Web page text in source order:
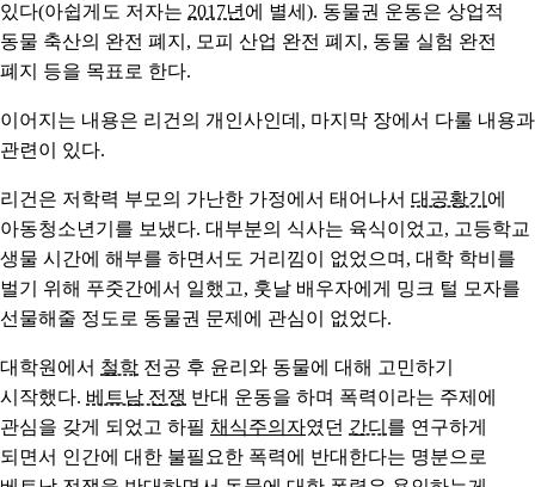
있다(아쉽게도 저자는 2017년 에 별세). 동물권 운동은 상업적
동물 축산의 완전 폐지, 모피 산업 완전 폐지, 동물 실험 완전
폐지 등을 목표로 한다.
이어지는 내용은 리건의 개인사인데, 마지막 장에서 다룰 내용과
관련이 있다.
리건은 저학력 부모의 가난한 가정에서 태어나서 대공황기 에
아동청소년기를 보냈다. 대부분의 식사는 육식이었고, 고등학교
생물 시간에 해부를 하면서도 거리낌이 없었으며, 대학 학비를
벌기 위해 푸줏간에서 일했고, 훗날 배우자에게 밍크 털 모자를
선물해줄 정도로 동물권 문제에 관심이 없었다.
대학원에서 철학 전공 후 윤리와 동물에 대해 고민하기
시작했다. 베트남 전쟁 반대 운동을 하며 폭력이라는 주제에
관심을 갖게 되었고 하필 채식주의자였던 간디 를 연구하게
되면서 인간에 대한 불필요한 폭력에 반대한다는 명분으로